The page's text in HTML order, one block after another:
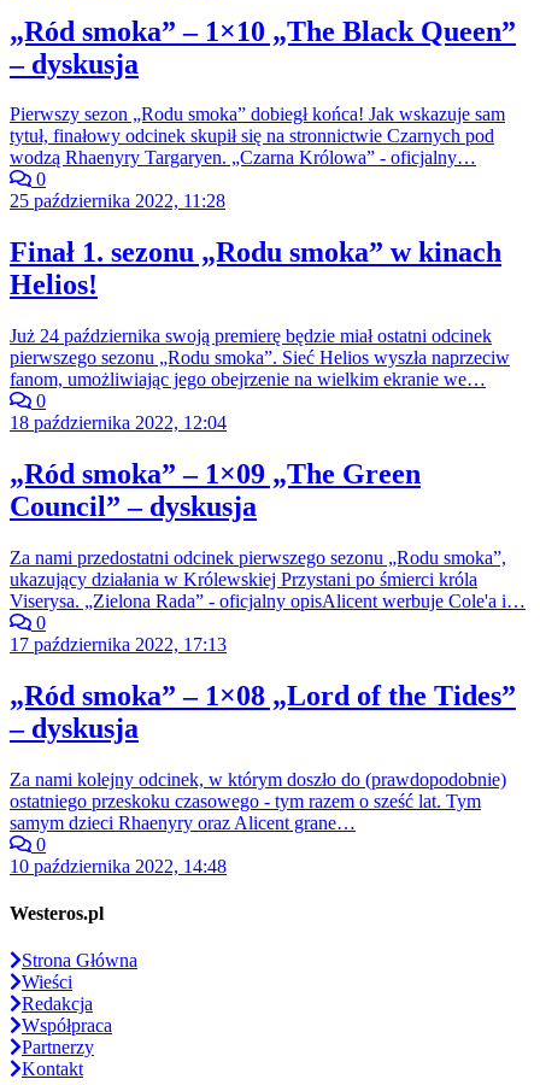
„Ród smoka” – 1×10 „The Black Queen”
– dyskusja
Pierwszy sezon „Rodu smoka” dobiegł końca! Jak wskazuje sam
tytuł, finałowy odcinek skupił się na stronnictwie Czarnych pod
wodzą Rhaenyry Targaryen. „Czarna Królowa” - oficjalny…
0
25 października 2022, 11:28
Finał 1. sezonu „Rodu smoka” w kinach
Helios!
Już 24 października swoją premierę będzie miał ostatni odcinek
pierwszego sezonu „Rodu smoka”. Sieć Helios wyszła naprzeciw
fanom, umożliwiając jego obejrzenie na wielkim ekranie we…
0
18 października 2022, 12:04
„Ród smoka” – 1×09 „The Green
Council” – dyskusja
Za nami przedostatni odcinek pierwszego sezonu „Rodu smoka”,
ukazujący działania w Królewskiej Przystani po śmierci króla
Viserysa. „Zielona Rada” - oficjalny opisAlicent werbuje Cole'a i…
0
17 października 2022, 17:13
„Ród smoka” – 1×08 „Lord of the Tides”
– dyskusja
Za nami kolejny odcinek, w którym doszło do (prawdopodobnie)
ostatniego przeskoku czasowego - tym razem o sześć lat. Tym
samym dzieci Rhaenyry oraz Alicent grane…
0
10 października 2022, 14:48
Westeros.pl
Strona Główna
Wieści
Redakcja
Współpraca
Partnerzy
Kontakt